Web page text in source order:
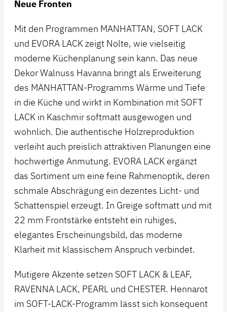
Neue Fronten
Mit den Programmen MANHATTAN, SOFT LACK
und EVORA LACK zeigt Nolte, wie vielseitig
moderne Küchenplanung sein kann. Das neue
Dekor Walnuss Havanna bringt als Erweiterung
des MANHATTAN-Programms Wärme und Tiefe
in die Küche und wirkt in Kombination mit SOFT
LACK in Kaschmir softmatt ausgewogen und
wohnlich. Die authentische Holzreproduktion
verleiht auch preislich attraktiven Planungen eine
hochwertige Anmutung. EVORA LACK ergänzt
das Sortiment um eine feine Rahmenoptik, deren
schmale Abschrägung ein dezentes Licht- und
Schattenspiel erzeugt. In Greige softmatt und mit
22 mm Frontstärke entsteht ein ruhiges,
elegantes Erscheinungsbild, das moderne
Klarheit mit klassischem Anspruch verbindet.
Mutigere Akzente setzen SOFT LACK & LEAF,
RAVENNA LACK, PEARL und CHESTER. Hennarot
im SOFT-LACK-Programm lässt sich konsequent